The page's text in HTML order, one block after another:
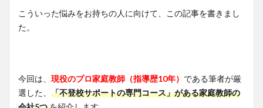
こういった悩みをお持ちの人に向けて、この記事を書きまし
た。
今回は、 現役のプロ家庭教師（指導歴10年） である筆者が厳
選した、 「不登校サポートの専門コース」がある家庭教師の